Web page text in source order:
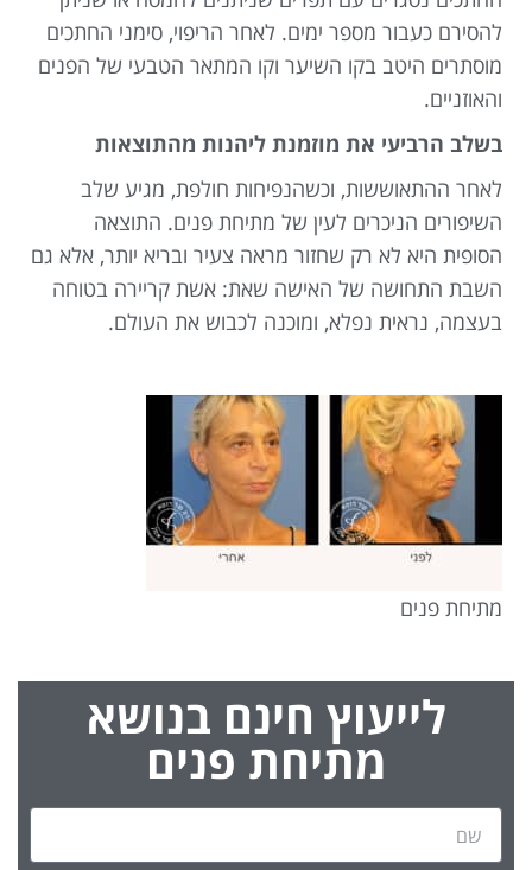
להסירם כעבור מספר ימים. לאחר הריפוי, סימני החתכים
מוסתרים היטב בקו השיער וקו המתאר הטבעי של הפנים
והאוזניים.
בשלב הרביעי את מוזמנת ליהנות מהתוצאות
לאחר ההתאוששות, וכשהנפיחות חולפת, מגיע שלב
השיפורים הניכרים לעין של מתיחת פנים. התוצאה
הסופית היא לא רק שחזור מראה צעיר ובריא יותר, אלא גם
השבת התחושה של האישה שאת: אשת קריירה בטוחה
בעצמה, נראית נפלא, ומוכנה לכבוש את העולם.
מתיחת פנים
לייעוץ חינם בנושא
מתיחת פנים